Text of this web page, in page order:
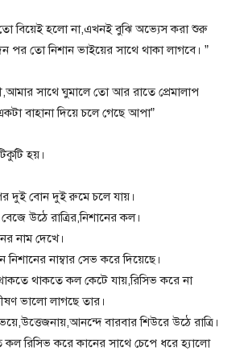
বিয়েই হলো না,এখনই বুঝি অভ্যেস করা শুরু
পর তো নিশান ভাইয়ের সাথে থাকা লাগবে। ”
সাথে ঘুমালে তো আর রাতে প্রেমালাপ
বাহানা দিয়ে চলে গেছে আপা”
হয়।
দুই বোন দুই রুমে চলে যায়।
উঠে রাত্রির,নিশানের কল।
নাম দেখে।
নিশানের নাম্বার সেভ করে দিয়েছে।
থাকতে থাকতে কল কেটে যায়,রিসিভ করে না
ভালো লাগছে তার।
বারবার শিউরে উঠে রাত্রি।
রিসিভ করে কানের সাথে চেপে ধরে হ্যালো